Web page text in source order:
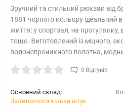
Зручний та стильний рюкзак від
1881 чорного кольору ідеальний
життя: у спортзал, на прогулянку,
тощо. Виготовлений із міцного,
водонепроникного полотна,
0 Відгуків
Основний склад:
Залишилося кілька штук